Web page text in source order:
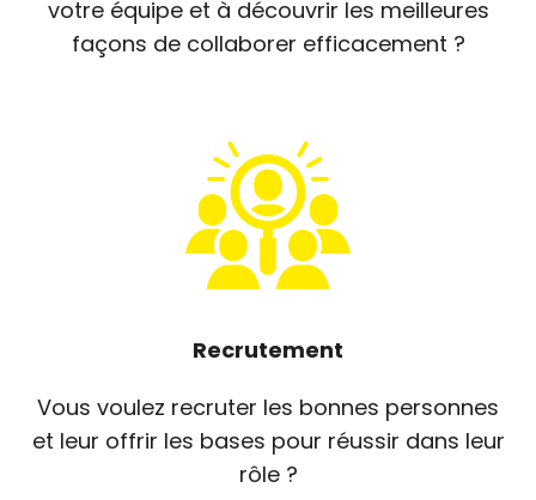
votre équipe et à découvrir les meilleures
façons de collaborer efficacement ?
Recrutement
Vous voulez recruter les bonnes personnes
et leur offrir les bases pour réussir dans leur
rôle ?